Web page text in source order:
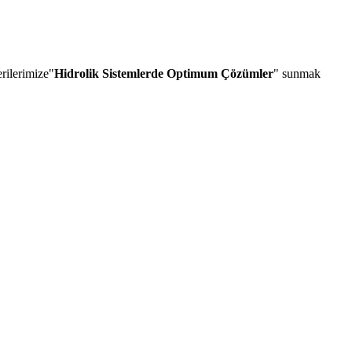
Hidrolik Sistemlerde Optimum Çözümler" sunmak